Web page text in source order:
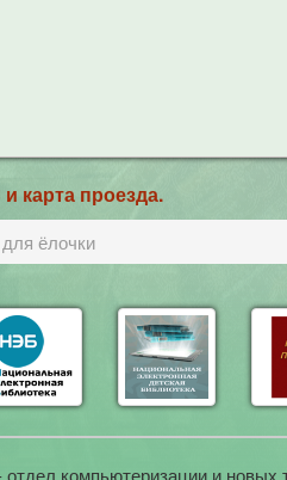
карта проезда.
ёлочки
компьютеризации и